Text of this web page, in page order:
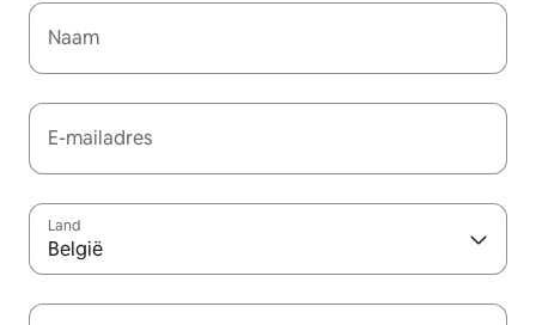
Naam
E-mailadres
Land
België